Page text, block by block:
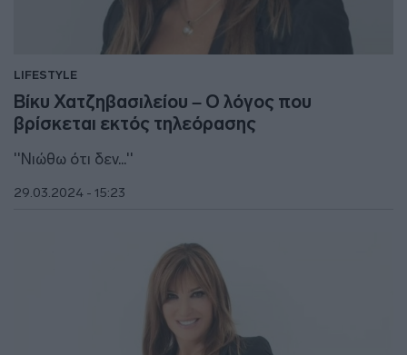
LIFESTYLE
Βίκυ Χατζηβασιλείου – Ο λόγος που
βρίσκεται εκτός τηλεόρασης
''Νιώθω ότι δεν...''
29.03.2024 - 15:23